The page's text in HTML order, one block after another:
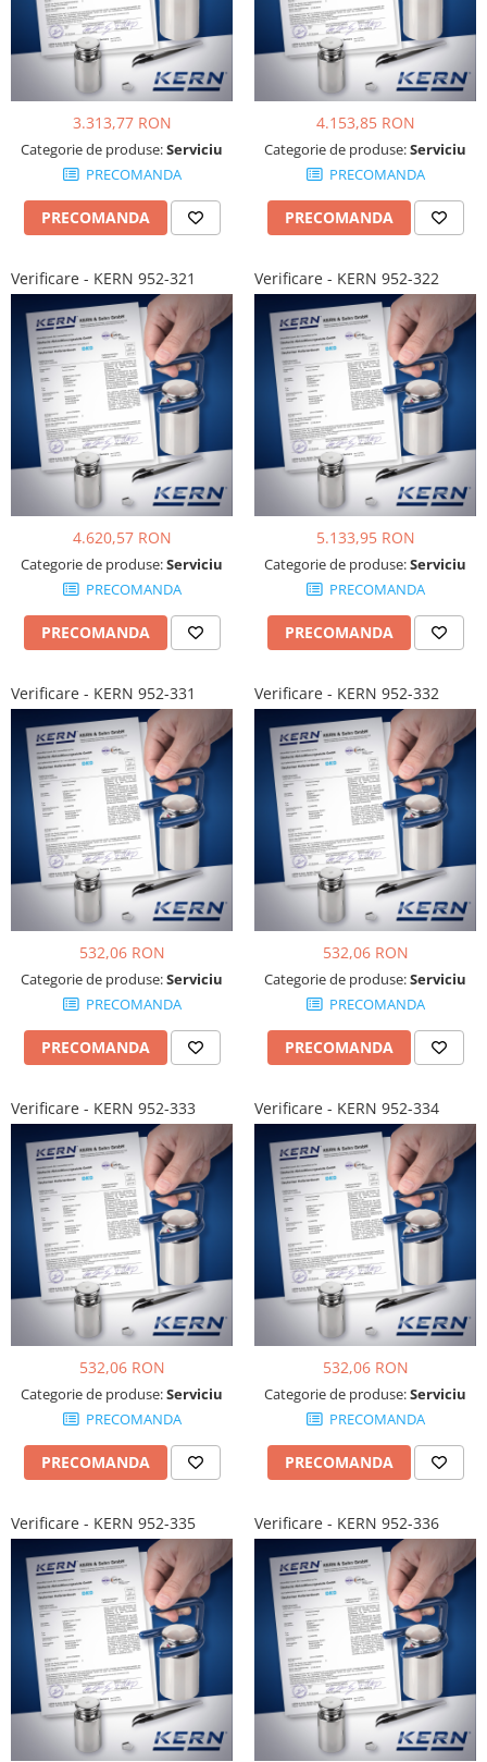
3.313,77 RON
Categorie de produse:Serviciu
PRECOMANDA
PRECOMANDA
4.153,85 RON
Categorie de produse:Serviciu
PRECOMANDA
PRECOMANDA
Verificare - KERN 952-321
4.620,57 RON
Categorie de produse:Serviciu
PRECOMANDA
PRECOMANDA
Verificare - KERN 952-322
5.133,95 RON
Categorie de produse:Serviciu
PRECOMANDA
PRECOMANDA
Verificare - KERN 952-331
532,06 RON
Categorie de produse:Serviciu
PRECOMANDA
PRECOMANDA
Verificare - KERN 952-332
532,06 RON
Categorie de produse:Serviciu
PRECOMANDA
PRECOMANDA
Verificare - KERN 952-333
532,06 RON
Categorie de produse:Serviciu
PRECOMANDA
PRECOMANDA
Verificare - KERN 952-334
532,06 RON
Categorie de produse:Serviciu
PRECOMANDA
PRECOMANDA
Verificare - KERN 952-335 Verificare - KERN 952-336